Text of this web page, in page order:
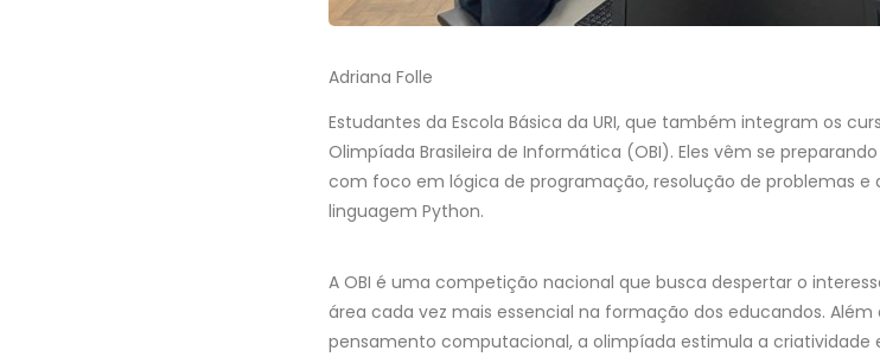
Adriana Folle
Estudantes da Escola Básica da URI, que também integram os
Olimpíada Brasileira de Informática (OBI). Eles vêm se
com foco em lógica de programação, resolução de problemas
linguagem Python.
A OBI é uma competição nacional que busca despertar o
área cada vez mais essencial na formação dos educandos.
pensamento computacional, a olimpíada estimula a criatividade